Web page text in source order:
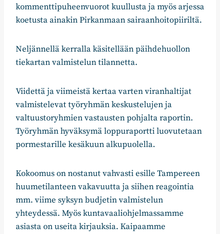
kommenttipuheenvuorot kuullusta ja myös arjessa
koetusta ainakin Pirkanmaan sairaanhoitopiiriltä.
Neljännellä kerralla käsitellään päihdehuollon
tiekartan valmistelun tilannetta.
Viidettä ja viimeistä kertaa varten viranhaltijat
valmistelevat työryhmän keskustelujen ja
valtuustoryhmien vastausten pohjalta raportin.
Työryhmän hyväksymä loppuraportti luovutetaan
pormestarille kesäkuun alkupuolella.
Kokoomus on nostanut vahvasti esille Tampereen
huumetilanteen vakavuutta ja siihen reagointia
mm. viime syksyn budjetin valmistelun
yhteydessä. Myös kuntavaaliohjelmassamme
asiasta on useita kirjauksia. Kaipaamme